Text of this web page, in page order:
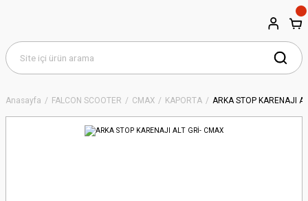
Anasayfa FALCON SCOOTER CMAX KAPORTA ARKA STOP KARENAJI